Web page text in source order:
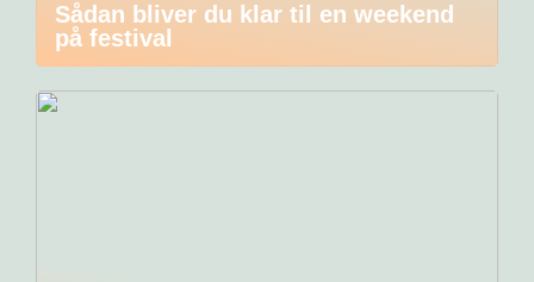
Sådan bliver du klar til en weekend
på festival